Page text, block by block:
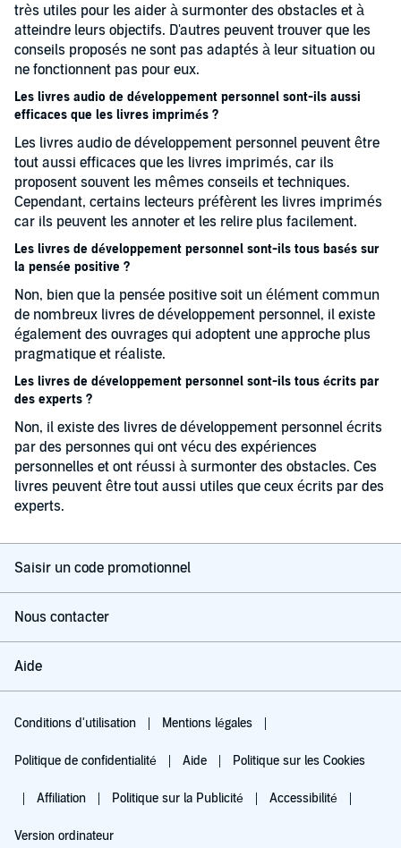
très utiles pour les aider à surmonter des obstacles et à
atteindre leurs objectifs. D'autres peuvent trouver que les
conseils proposés ne sont pas adaptés à leur situation ou
ne fonctionnent pas pour eux.
Les livres audio de développement personnel sont-ils aussi
efficaces que les livres imprimés ?
Les livres audio de développement personnel peuvent être
tout aussi efficaces que les livres imprimés, car ils
proposent souvent les mêmes conseils et techniques.
Cependant, certains lecteurs préfèrent les livres imprimés
car ils peuvent les annoter et les relire plus facilement.
Les livres de développement personnel sont-ils tous basés sur
la pensée positive ?
Non, bien que la pensée positive soit un élément commun
de nombreux livres de développement personnel, il existe
également des ouvrages qui adoptent une approche plus
pragmatique et réaliste.
Les livres de développement personnel sont-ils tous écrits par
des experts ?
Non, il existe des livres de développement personnel écrits
par des personnes qui ont vécu des expériences
personnelles et ont réussi à surmonter des obstacles. Ces
livres peuvent être tout aussi utiles que ceux écrits par des
experts.
Saisir un code promotionnel
Nous contacter
Aide
Conditions d'utilisation Mentions légales
Politique de confidentialité Aide Politique sur les Cookies
Affiliation Politique sur la Publicité Accessibilité
Version ordinateur